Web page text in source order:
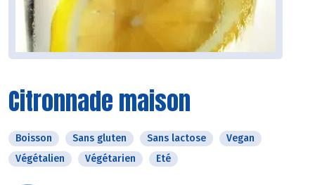
Citronnade maison
Boisson Sans gluten Sans lactose
Vegan
Végétalien
Végétarien Eté